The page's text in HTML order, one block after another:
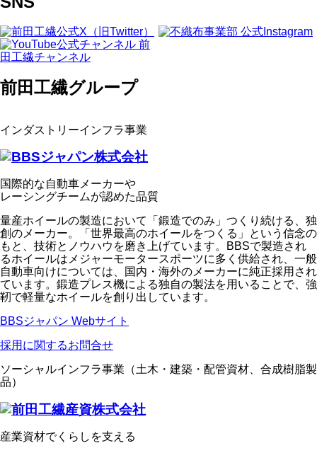
前田工繊グループ
インダストリーインフラ事業
国際的な自動車メーカーや
レーシングチームが認めた品質
量産ホイールの製造において「鍛造でのみ」つくり続ける、独
創のメーカー。「世界最高のホイールをつくる」という信念の
もと、技術とノウハウを磨き上げています。BBSで製造され
るホイールはメジャーモータースポーツに多く供給され、一般
自動車向けについては、国内・海外のメーカーに純正採用され
ています。鍛造プレス機による独自の製法を用いることで、強
靭で軽量なホイールを創り出しています。
BBSジャパン Webサイト
採用に関するお問合せ
ソーシャルインフラ事業（土木・建築・配管資材、合成樹脂製
品）
産業資材でくらしを支える